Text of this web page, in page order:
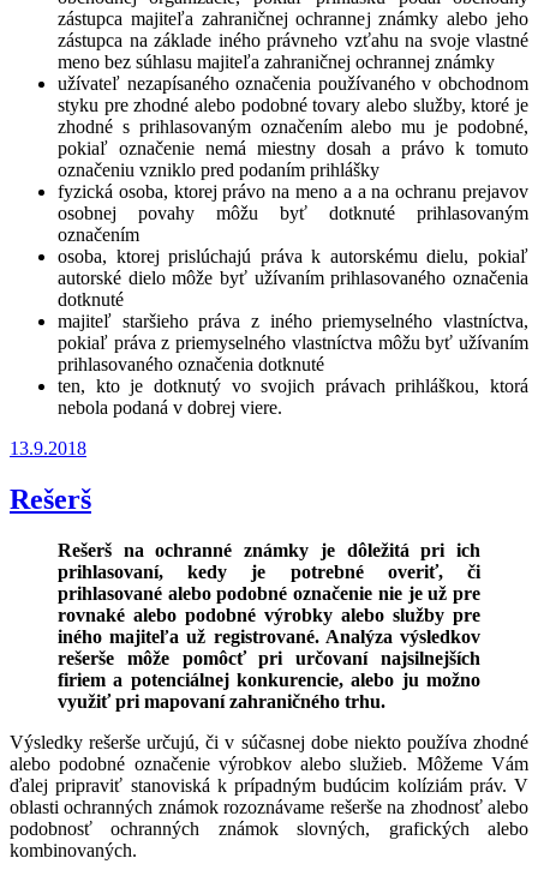
zástupca majiteľa zahraničnej ochrannej známky alebo jeho
zástupca na základe iného právneho vzťahu na svoje vlastné
meno bez súhlasu majiteľa zahraničnej ochrannej známky
užívateľ nezapísaného označenia používaného v obchodnom
styku pre zhodné alebo podobné tovary alebo služby, ktoré je
zhodné s prihlasovaným označením alebo mu je podobné,
pokiaľ označenie nemá miestny dosah a právo k tomuto
označeniu vzniklo pred podaním prihlášky
fyzická osoba, ktorej právo na meno a a na ochranu prejavov
osobnej povahy môžu byť dotknuté prihlasovaným
označením
osoba, ktorej prislúchajú práva k autorskému dielu, pokiaľ
autorské dielo môže byť užívaním prihlasovaného označenia
dotknuté
majiteľ staršieho práva z iného priemyselného vlastníctva,
pokiaľ práva z priemyselného vlastníctva môžu byť užívaním
prihlasovaného označenia dotknuté
ten, kto je dotknutý vo svojich právach prihláškou, ktorá
nebola podaná v dobrej viere.
Publikované
13.9.2018
Rešerš
Rešerš na ochranné známky je dôležitá pri ich
prihlasovaní, kedy je potrebné overiť, či
prihlasované alebo podobné označenie nie je už pre
rovnaké alebo podobné výrobky alebo služby pre
iného majiteľa už registrované. Analýza výsledkov
rešerše môže pomôcť pri určovaní najsilnejších
firiem a potenciálnej konkurencie, alebo ju možno
využiť pri mapovaní zahraničného trhu.
Výsledky rešerše určujú, či v súčasnej dobe niekto používa zhodné
alebo podobné označenie výrobkov alebo služieb. Môžeme Vám
ďalej pripraviť stanoviská k prípadným budúcim kolíziám práv. V
oblasti ochranných známok rozoznávame rešerše na zhodnosť alebo
podobnosť ochranných známok slovných, grafických alebo
kombinovaných.